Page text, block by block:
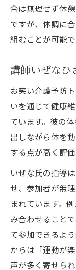
合は無理せず休
ですが、体調に
組むことが可能で
講師いぜなひ
お笑い介護予防
いを通じて健康
ています。彼の
出しながら体を
する点が高く評価
いぜな氏の指導
せ、参加者が無
まれています。
み合わせること
て参加できるよ
からは「運動が
声が多く寄せら